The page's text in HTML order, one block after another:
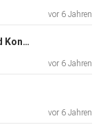
vor 6 Jahren
7 - Talenta: Zwischen Lehrern und Konzepten
vor 6 Jahren
vor 6 Jahren